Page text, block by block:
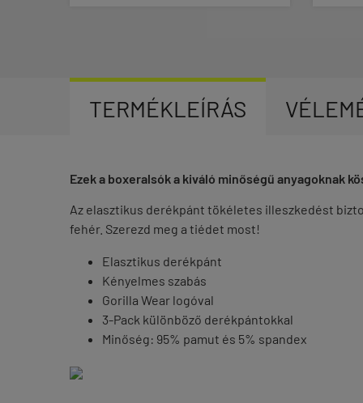
TERMÉKLEÍRÁS
Ezek a boxeralsók a kiváló minőségű anyagoknak
Az elasztikus derékpánt tökéletes illeszkedést
fehér. Szerezd meg a tiédet most!
Elasztikus derékpánt
Kényelmes szabás
Gorilla Wear logóval
3-Pack különböző derékpántokkal
Minőség: 95% pamut és 5% spandex